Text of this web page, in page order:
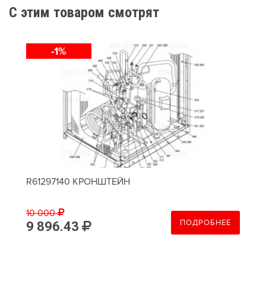
C этим товаром смотрят
-1%
R61297140 КРОНШТЕЙН
10 000
9 896.43 ПОДРОБНЕЕ